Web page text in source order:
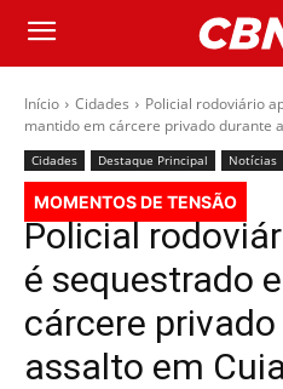
Início Cidades
Policial rodoviário
mantido em cárcere privado durante
Cidades Destaque Principal Notícias
MOMENTOS DE TENSÃO
Policial
é sequestrado
cárcere
assalto em